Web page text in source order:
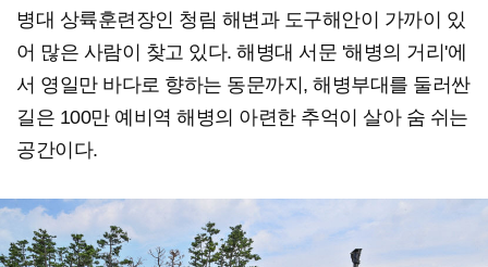
병대 상륙훈련장인 청림 해변과 도구해안이 가까이 있
어 많은 사람이 찾고 있다. 해병대 서문 '해병의 거리'에
서 영일만 바다로 향하는 동문까지, 해병부대를 둘러싼
길은 100만 예비역 해병의 아련한 추억이 살아 숨 쉬는
공간이다.